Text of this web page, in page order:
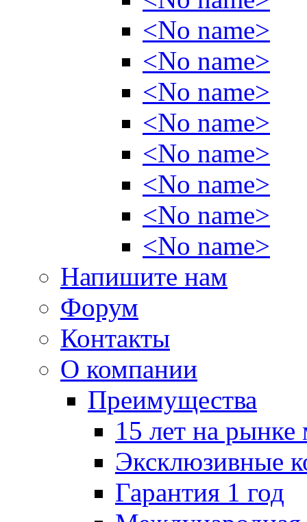
<No name>
<No name>
<No name>
<No name>
<No name>
<No name>
<No name>
<No name>
Напишите нам
Форум
Контакты
О компании
Преимущества
15 лет на рынке
Эксклюзивные
Гарантия 1 год